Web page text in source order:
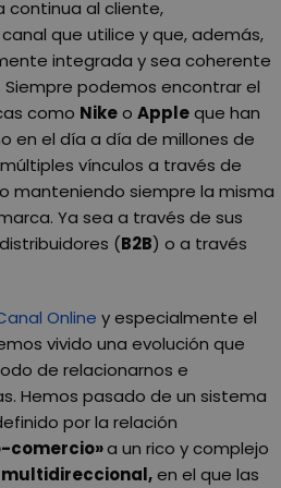
continua al cliente,
que utilice y que, además,
integrada y sea coherente
podemos encontrar el
como Nikeo Appleque han
en el día a día de millones de
vínculos a través de
manteniendo siempre la misma
Ya sea a través de sus
(B2B) o a través
Online y especialmente el
vivido una evolución que
de relacionarnos e
Hemos pasado de un sistema
por la relación
comercio»a un rico y complejo
en el que las